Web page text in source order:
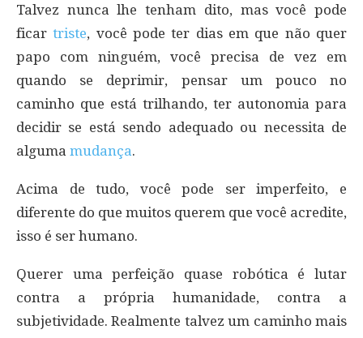
Talvez nunca lhe tenham dito, mas você pode
ficartriste, você pode ter dias em que não quer
papo com ninguém, você precisa de vez em
quando se deprimir, pensar um pouco no
caminho que está trilhando, ter autonomia para
decidir se está sendo adequado ou necessita de
alguma mudança.
Acima de tudo, você pode ser imperfeito, e
diferente do que muitos querem que você acredite,
isso é ser humano.
Querer uma perfeição quase robótica é lutar
contra a própria humanidade, contra a
subjetividade. Realmente talvez um caminho mais